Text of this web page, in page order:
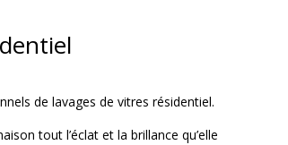
de lavages de vitres résidentiel.
tout l’éclat et la brillance qu’elle